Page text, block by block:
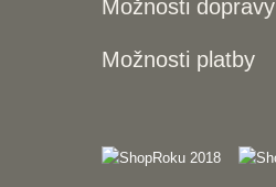
Možnosti dopravy
Možnosti platby